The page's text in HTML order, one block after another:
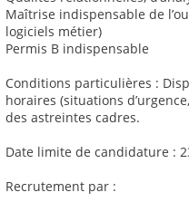
Maîtrise indispensable de
logiciels métier)
Permis B indispensable
Conditions particulières :
horaires (situations
des astreintes cadres.
Date limite de candidature :
Recrutement par :